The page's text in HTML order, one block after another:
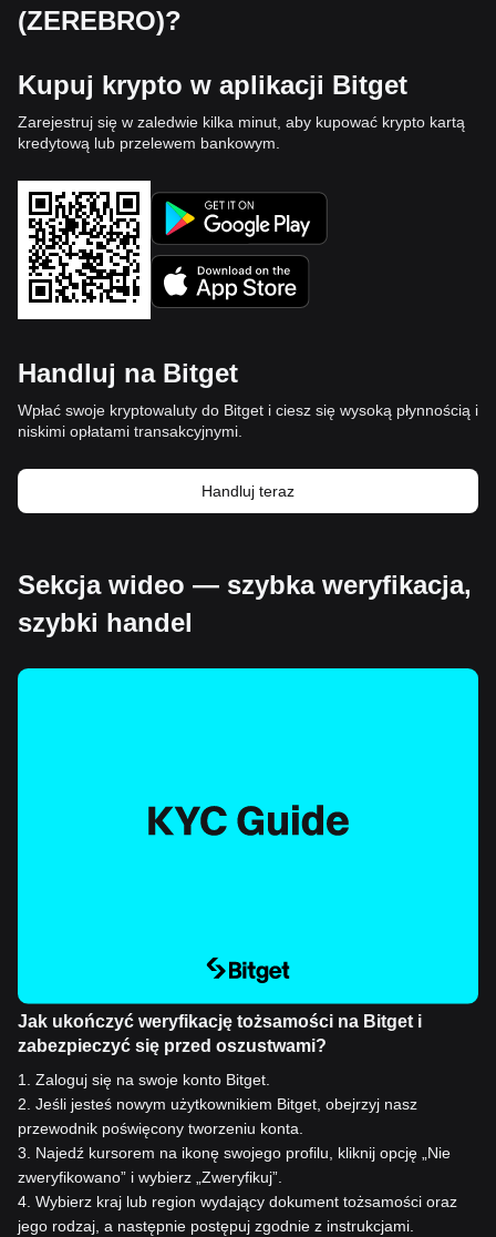
(ZEREBRO)?
Kupuj krypto w aplikacji Bitget
Zarejestruj się w zaledwie kilka minut, aby kupować krypto kartą
kredytową lub przelewem bankowym.
Handluj na Bitget
Wpłać swoje kryptowaluty do Bitget i ciesz się wysoką płynnością i
niskimi opłatami transakcyjnymi.
Handluj teraz
Sekcja wideo — szybka weryfikacja,
szybki handel
Jak ukończyć weryfikację tożsamości na Bitget i
zabezpieczyć się przed oszustwami?
1
Zaloguj się na swoje konto Bitget.
2 Jeśli jesteś nowym użytkownikiem Bitget, obejrzyj nasz
przewodnik poświęcony tworzeniu konta.
3
Najedź kursorem na ikonę swojego profilu, kliknij opcję „Nie
zweryfikowano” i wybierz „Zweryfikuj”.
4 Wybierz kraj lub region wydający dokument tożsamości oraz
jego rodzaj, a następnie postępuj zgodnie z instrukcjami.